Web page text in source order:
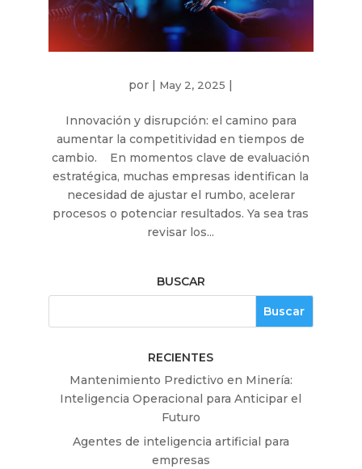
por May 2, 2025
Innovación y disrupción: el camino para
aumentar la competitividad en tiempos de
cambio. En momentos clave de evaluación
estratégica, muchas empresas identifican la
necesidad de ajustar el rumbo, acelerar
procesos o potenciar resultados. Ya sea tras
revisar los...
BUSCAR
RECIENTES
Mantenimiento Predictivo en Minería:
Inteligencia Operacional para Anticipar el
Futuro
Agentes de inteligencia artificial para
empresas